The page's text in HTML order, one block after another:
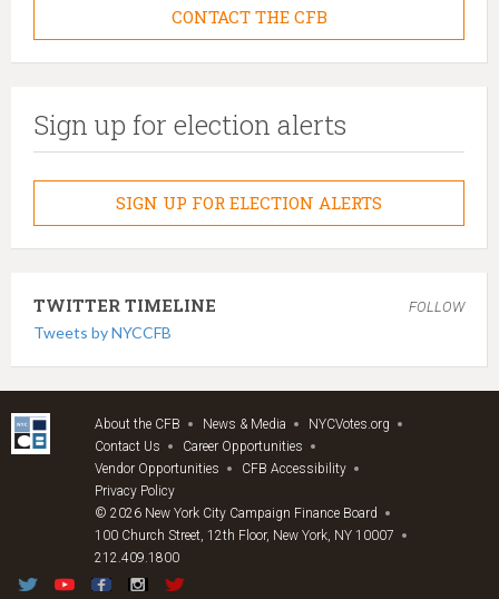
CONTACT THE CFB
Sign up for election alerts
SIGN UP FOR ELECTION ALERTS
TWITTER TIMELINE FOLLOW
Tweets by NYCCFB
About the CFB News & Media
NYCVotes.org
Contact Us
Career Opportunities
Vendor Opportunities
CFB Accessibility
Privacy Policy
© 2026 New York City Campaign Finance Board
100 Church Street, 12th Floor, New York, NY 10007
212.409.1800